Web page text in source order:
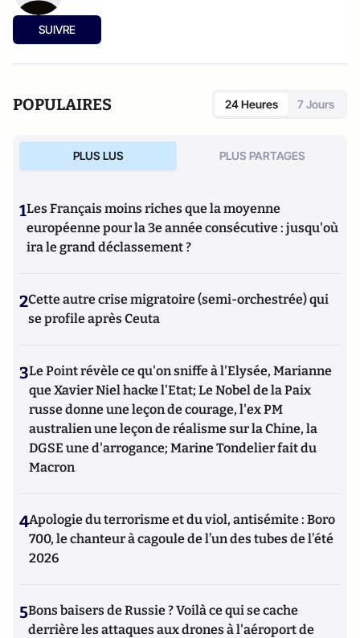
SUIVRE
POPULAIRES 24 Heures 7 Jours
PLUS LUS PLUS PARTAGES
1Les Français moins riches que la moyenne
européenne pour la 3e année consécutive : jusqu'où
ira le grand déclassement ?
2Cette autre crise migratoire (semi-orchestrée) qui
se profile après Ceuta
3Le Point révèle ce qu'on sniffe à l'Elysée, Marianne
que Xavier Niel hacke l'Etat; Le Nobel de la Paix
russe donne une leçon de courage, l'ex PM
australien une leçon de réalisme sur la Chine, la
DGSE une d'arrogance; Marine Tondelier fait du
Macron
4Apologie du terrorisme et du viol, antisémite : Boro
700, le chanteur à cagoule de l’un des tubes de l’été
2026
5Bons baisers de Russie ? Voilà ce qui se cache
derrière les attaques aux drones à l'aéroport de